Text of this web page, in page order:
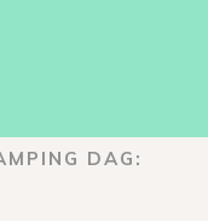
DAG: